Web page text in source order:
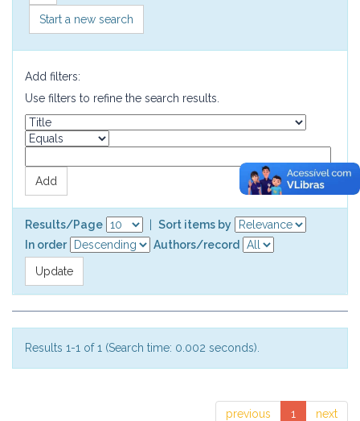
Start a new search
Add filters:
Use filters to refine the search results.
Results/Page
Sort items by
In order
Authors/record
Results 1-1 of 1 (Search time: 0.002 seconds).
previous 1 next